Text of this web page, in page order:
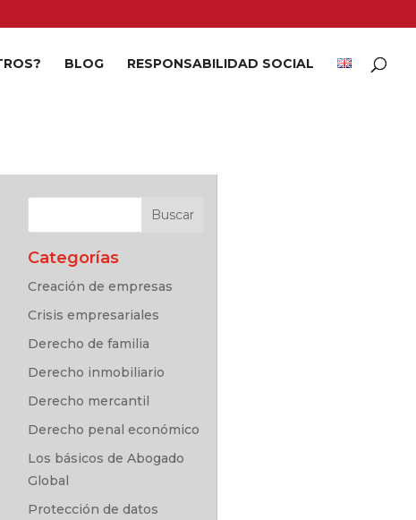
BLOG RESPONSABILIDAD SOCIAL
Categorías
Creación de empresas
Crisis empresariales
Derecho de familia
Derecho inmobiliario
Derecho mercantil
Derecho penal económico
Los básicos de Abogado
Global
Protección de datos